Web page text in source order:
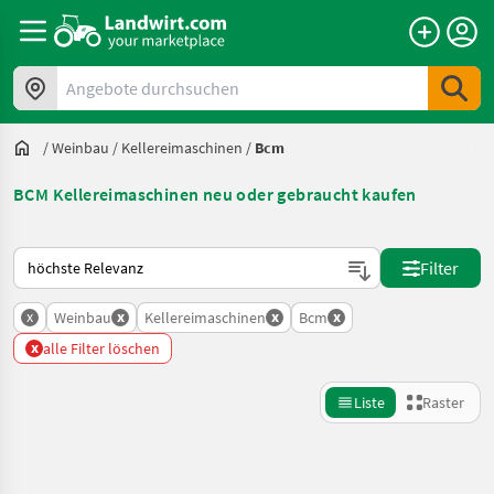
Angebote durchsuchen
/Weinbau / Kellereimaschinen / Bcm
BCM Kellereimaschinen neu oder gebraucht kaufen
So wird auf Landwirt.com sortiert
Filter
x Weinbau x Kellereimaschinen x Bcm x
x alle Filter löschen
Liste Raster